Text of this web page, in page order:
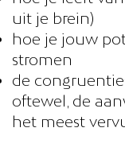
uit je brein)
hoe je jouw
stromen
de
oftewel, de
het meest